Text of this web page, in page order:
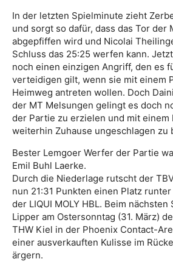
In der letzten Spielminute zieht
und sorgt so dafür, dass das Tor der
abgepfiffen wird und Nicolai
Schluss das 25:25 werfen kann.
noch einen einzigen Angriff, den es
verteidigen gilt, wenn sie mit einem
Heimweg antreten wollen. Doch
der MT Melsungen gelingt es doch
der Partie zu erzielen und mit einem
weiterhin Zuhause ungeschlagen zu
Bester Lemgoer Werfer der Partie
Emil Buhl Laerke.
Durch die Niederlage rutscht der
nun 21:31 Punkten einen Platz
der LIQUI MOLY HBL. Beim
Lipper am Ostersonntag (31. März)
THW Kiel in der Phoenix Contact-
einer ausverkauften Kulisse im
ärgern.